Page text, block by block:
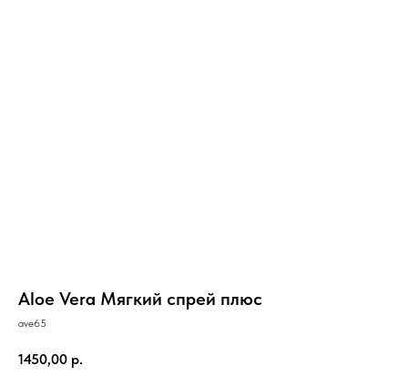
Aloe Vera Мягкий спрей плюс
ave65
1450,00 р.